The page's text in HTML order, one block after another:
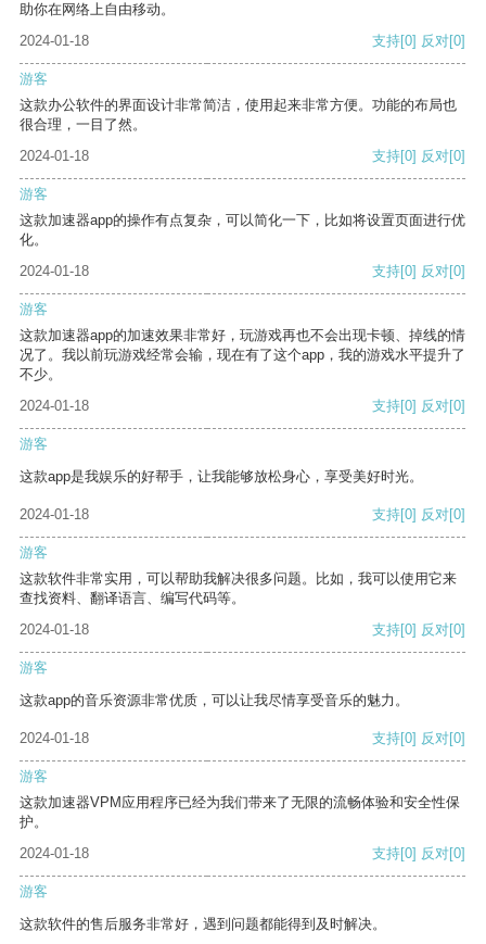
助你在网络上自由移动。
2024-01-18
支持[0] 反对[0]
游客
这款办公软件的界面设计非常简洁，使用起来非常方便。功能的布局也
很合理，一目了然。
2024-01-18
支持[0] 反对[0]
游客
这款加速器app的操作有点复杂，可以简化一下，比如将设置页面进行优
化。
2024-01-18
支持[0] 反对[0]
游客
这款加速器app的加速效果非常好，玩游戏再也不会出现卡顿、掉线的情
况了。我以前玩游戏经常会输，现在有了这个app，我的游戏水平提升了
不少。
2024-01-18
支持[0] 反对[0]
游客
这款app是我娱乐的好帮手，让我能够放松身心，享受美好时光。
2024-01-18 支持[0] 反对[0]
游客
这款软件非常实用，可以帮助我解决很多问题。比如，我可以使用它来
查找资料、翻译语言、编写代码等。
2024-01-18
支持[0] 反对[0]
游客
这款app的音乐资源非常优质，可以让我尽情享受音乐的魅力。
2024-01-18 支持[0] 反对[0]
游客
这款加速器VPM应用程序已经为我们带来了无限的流畅体验和安全性保
护。
2024-01-18
支持[0] 反对[0]
游客
这款软件的售后服务非常好，遇到问题都能得到及时解决。